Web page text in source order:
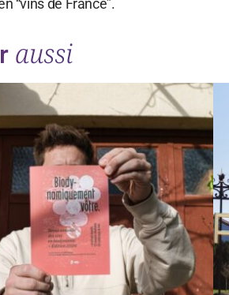
“vins de France”.
aussi